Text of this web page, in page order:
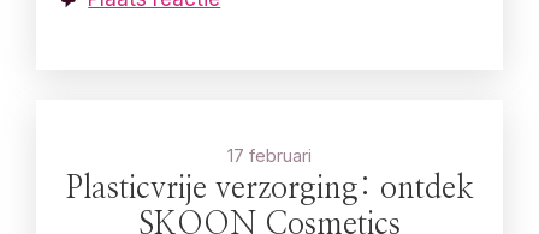
17 februari
Plasticvrije verzorging: ontdek
SKOON Cosmetics